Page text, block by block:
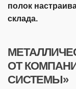
полок
склада.
ОТ
СИСТЕМЫ»